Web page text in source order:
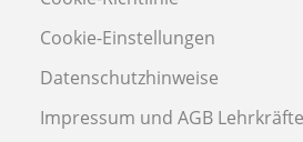
Cookie-Einstellungen
Datenschutzhinweise
Impressum und AGB Lehrkräfte